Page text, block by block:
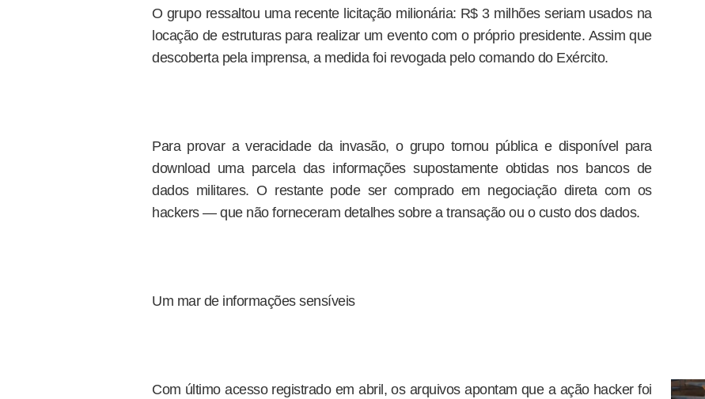
O grupo ressaltou uma recente licitação milionária: R$ 3 milhões seriam usados na
locação de estruturas para realizar um evento com o próprio presidente. Assim que
descoberta pela imprensa, a medida foi revogada pelo comando do Exército.
Para provar a veracidade da invasão, o grupo tornou pública e disponível para
download uma parcela das informações supostamente obtidas nos bancos de
dados militares. O restante pode ser comprado em negociação direta com os
hackers — que não forneceram detalhes sobre a transação ou o custo dos dados.
Um mar de informações sensíveis
Com último acesso registrado em abril, os arquivos apontam que a ação hacker foi